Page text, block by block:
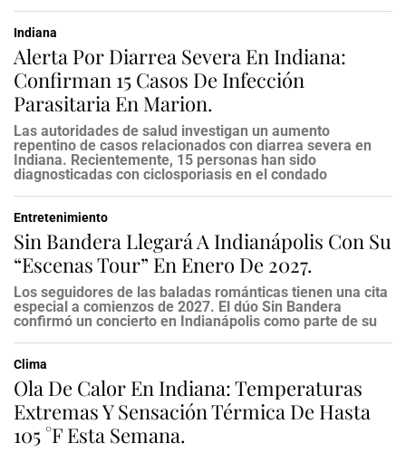
Indiana
Alerta Por Diarrea Severa En Indiana:
Confirman 15 Casos De Infección
Parasitaria En Marion.
Las autoridades de salud investigan un aumento
repentino de casos relacionados con diarrea severa en
Indiana. Recientemente, 15 personas han sido
diagnosticadas con ciclosporiasis en el condado
Entretenimiento
Sin Bandera Llegará A Indianápolis Con Su
“Escenas Tour” En Enero De 2027.
Los seguidores de las baladas románticas tienen una cita
especial a comienzos de 2027. El dúo Sin Bandera
confirmó un concierto en Indianápolis como parte de su
Clima
Ola De Calor En Indiana: Temperaturas
Extremas Y Sensación Térmica De Hasta
105 °F Esta Semana.